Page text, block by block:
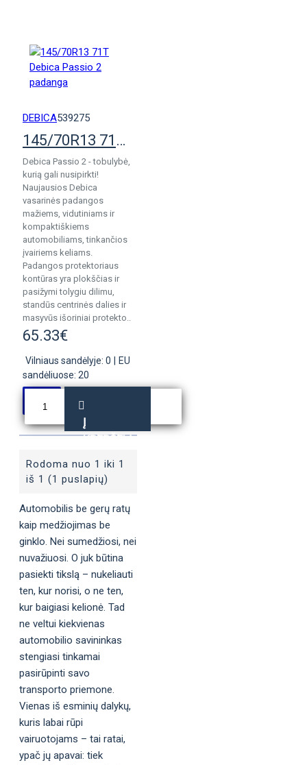
DEBICA539275
145/70R13 71T Debica Passio 2 padanga
Debica Passio 2 - tobulybė,
kurią gali nusipirkti!
Naujausios Debica
vasarinės padangos
mažiems, vidutiniams ir
kompaktiškiems
automobiliams, tinkančios
įvairiems keliams.
Padangos protektoriaus
kontūras yra plokščias ir
pasižymi tolygiu dilimu,
standūs centrinės dalies ir
masyvūs išoriniai protekto..
65.33€
Vilniaus sandėlyje: 0
EU
sandėliuose: 20
Į
KREPŠELĮ
Rodoma nuo 1 iki 1
iš 1 (1 puslapių)
Automobilis be gerų ratų
kaip medžiojimas be
ginklo. Nei sumedžiosi, nei
nuvažiuosi. O juk būtina
pasiekti tikslą – nukeliauti
ten, kur norisi, o ne ten,
kur baigiasi kelionė. Tad
ne veltui kiekvienas
automobilio savininkas
stengiasi tinkamai
pasirūpinti savo
transporto priemone.
Vienas iš esminių dalykų,
kuris labai rūpi
vairuotojams – tai ratai,
ypač jų apavai: tiek